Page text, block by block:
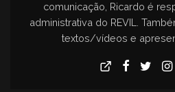
comunicação, Ricardo é
administrativa do REVIL.
textos/vídeos e